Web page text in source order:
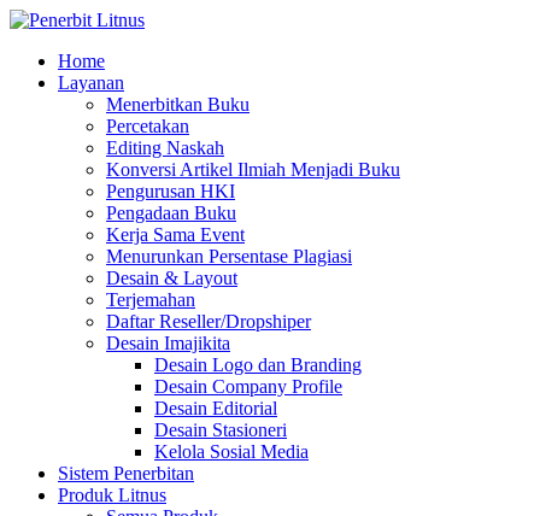
Home
Layanan
Menerbitkan Buku
Percetakan
Editing Naskah
Konversi Artikel Ilmiah Menjadi Buku
Pengurusan HKI
Pengadaan Buku
Kerja Sama Event
Menurunkan Persentase Plagiasi
Desain & Layout
Terjemahan
Daftar Reseller/Dropshiper
Desain Imajikita
Desain Logo dan Branding
Desain Company Profile
Desain Editorial
Desain Stasioneri
Kelola Sosial Media
Sistem Penerbitan
Produk Litnus